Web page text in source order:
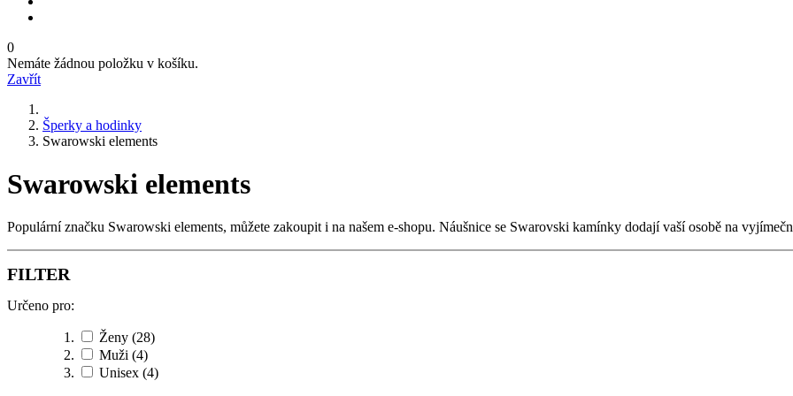
0
Nemáte žádnou položku v košíku.
Zavřít
Šperky a hodinky
Swarowski elements
Swarowski elements
Populární značku Swarowski elements, můžete zakoupit i na našem e-shopu. Náušnice se Swarovski kamínky dodají vaší osobě na
FILTER
Určeno pro:
Ženy (28)
Muži (4)
Unisex (4)